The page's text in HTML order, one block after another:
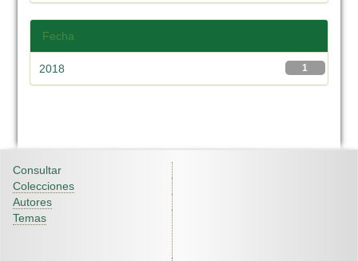
Fecha
1
2018
Consultar
Colecciones
Autores
Temas